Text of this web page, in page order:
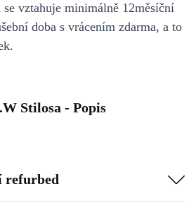
vztahuje minimálně 12měsíční
doba s vrácením zdarma, a to
Stilosa - Popis
refurbed